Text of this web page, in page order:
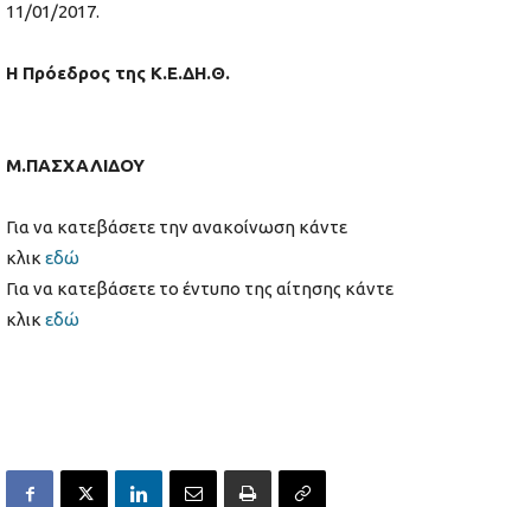
11/01/2017.
Η Πρόεδρος της Κ.Ε.ΔΗ.Θ.
Μ.ΠΑΣΧΑΛΙΔΟΥ
Για να κατεβάσετε την ανακοίνωση κάντε
κλικ εδώ
Για να κατεβάσετε το έντυπο της αίτησης κάντε
κλικ εδώ